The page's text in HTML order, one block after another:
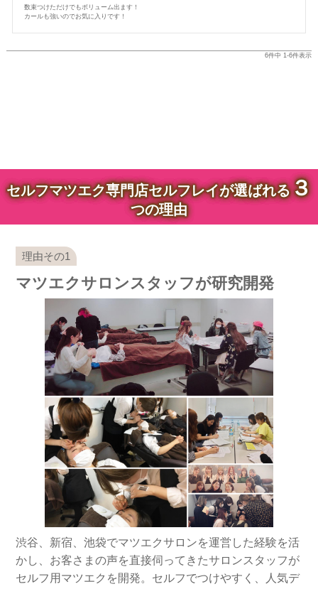
数束つけただけでもボリューム出ます！
カールも強いのでお気に入りです！
6件中 1-6件表示
セルフマツエク専門店セルフレイが選ばれる３
つの理由
マツエクサロンスタッフが研究開発
渋谷、新宿、池袋でマツエクサロンを運営した経験を活
かし、お客さまの声を直接伺ってきたサロンスタッフが
セルフ用マツエクを開発。セルフでつけやすく、人気デ